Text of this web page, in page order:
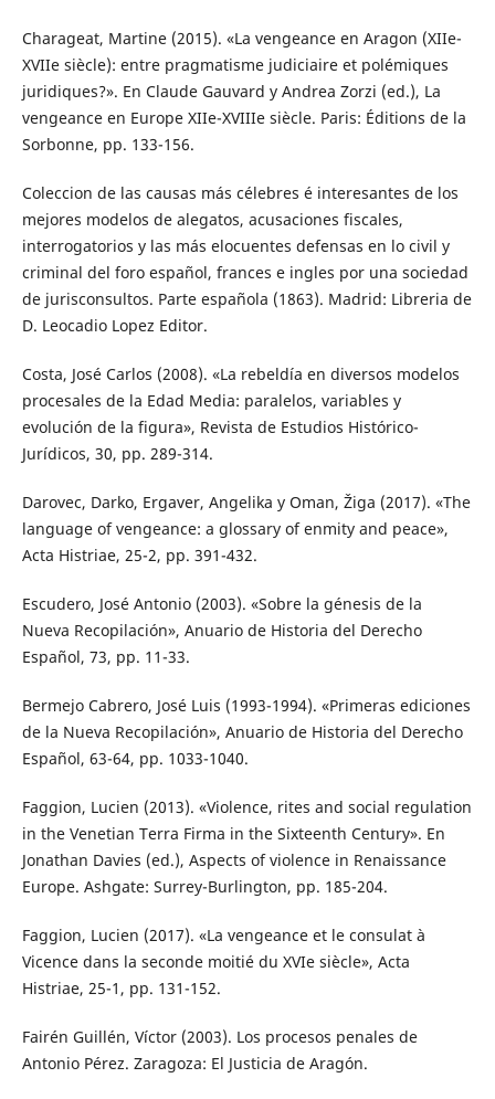
Charageat, Martine (2015). «La vengeance en Aragon (XIIe-
XVIIe siècle): entre pragmatisme judiciaire et polémiques
juridiques?». En Claude Gauvard y Andrea Zorzi (ed.), La
vengeance en Europe XIIe-XVIIIe siècle. Paris: Éditions de la
Sorbonne, pp. 133-156.
Coleccion de las causas más célebres é interesantes de los
mejores modelos de alegatos, acusaciones fiscales,
interrogatorios y las más elocuentes defensas en lo civil y
criminal del foro español, frances e ingles por una sociedad
de jurisconsultos. Parte española (1863). Madrid: Libreria de
D. Leocadio Lopez Editor.
Costa, José Carlos (2008). «La rebeldía en diversos modelos
procesales de la Edad Media: paralelos, variables y
evolución de la figura», Revista de Estudios Histórico-
Jurídicos, 30, pp. 289-314.
Darovec, Darko, Ergaver, Angelika y Oman, Žiga (2017). «The
language of vengeance: a glossary of enmity and peace»,
Acta Histriae, 25-2, pp. 391-432.
Escudero, José Antonio (2003). «Sobre la génesis de la
Nueva Recopilación», Anuario de Historia del Derecho
Español, 73, pp. 11-33.
Bermejo Cabrero, José Luis (1993-1994). «Primeras ediciones
de la Nueva Recopilación», Anuario de Historia del Derecho
Español, 63-64, pp. 1033-1040.
Faggion, Lucien (2013). «Violence, rites and social regulation
in the Venetian Terra Firma in the Sixteenth Century». En
Jonathan Davies (ed.), Aspects of violence in Renaissance
Europe. Ashgate: Surrey-Burlington, pp. 185-204.
Faggion, Lucien (2017). «La vengeance et le consulat à
Vicence dans la seconde moitié du XVIe siècle», Acta
Histriae, 25-1, pp. 131-152.
Fairén Guillén, Víctor (2003). Los procesos penales de
Antonio Pérez. Zaragoza: El Justicia de Aragón.